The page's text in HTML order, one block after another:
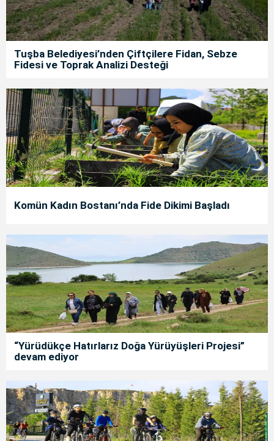
Tuşba Belediyesi’nden Çiftçilere Fidan, Sebze
Fidesi ve Toprak Analizi Desteği
Komün Kadın Bostanı’nda Fide Dikimi Başladı
“Yürüdükçe Hatırlarız Doğa Yürüyüşleri Projesi”
devam ediyor